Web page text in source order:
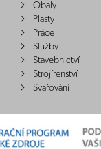
Obaly
Plasty
Práce
Služby
Stavebnictví
Strojírenství
Svařování